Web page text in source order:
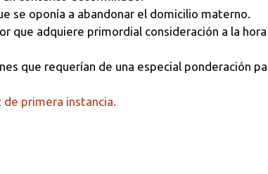
se oponía a abandonar el domicilio materno.
que adquiere primordial consideración a la
que requerían de una especial ponderación
primera instancia.